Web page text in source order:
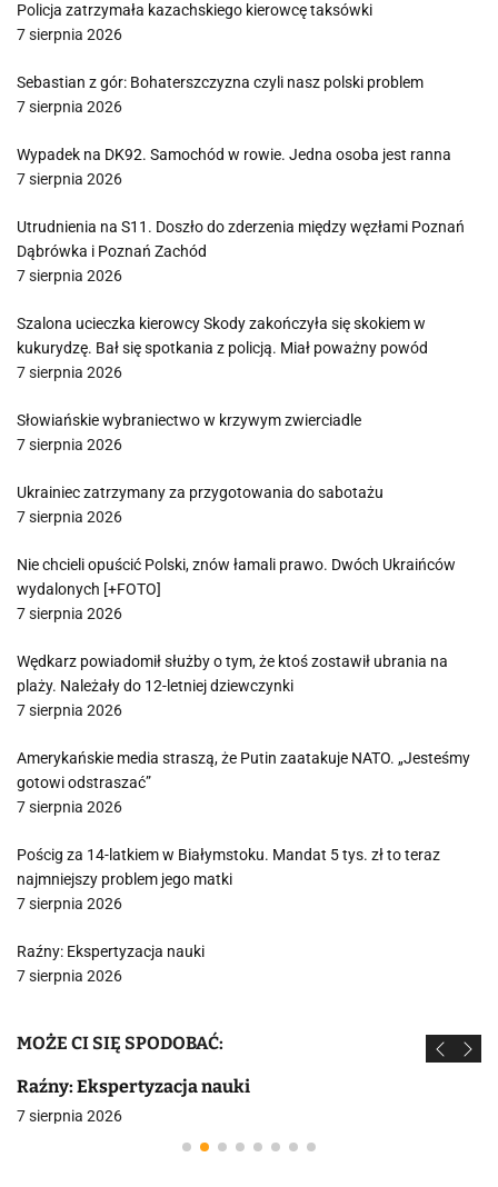
Policja zatrzymała kazachskiego kierowcę taksówki
7 sierpnia 2026
Sebastian z gór: Bohaterszczyzna czyli nasz polski problem
7 sierpnia 2026
Wypadek na DK92. Samochód w rowie. Jedna osoba jest ranna
7 sierpnia 2026
Utrudnienia na S11. Doszło do zderzenia między węzłami Poznań
Dąbrówka i Poznań Zachód
7 sierpnia 2026
Szalona ucieczka kierowcy Skody zakończyła się skokiem w
kukurydzę. Bał się spotkania z policją. Miał poważny powód
7 sierpnia 2026
Słowiańskie wybraniectwo w krzywym zwierciadle
7 sierpnia 2026
Ukrainiec zatrzymany za przygotowania do sabotażu
7 sierpnia 2026
Nie chcieli opuścić Polski, znów łamali prawo. Dwóch Ukraińców
wydalonych [+FOTO]
7 sierpnia 2026
Wędkarz powiadomił służby o tym, że ktoś zostawił ubrania na
plaży. Należały do 12-letniej dziewczynki
7 sierpnia 2026
Amerykańskie media straszą, że Putin zaatakuje NATO. „Jesteśmy
gotowi odstraszać”
7 sierpnia 2026
Pościg za 14-latkiem w Białymstoku. Mandat 5 tys. zł to teraz
najmniejszy problem jego matki
7 sierpnia 2026
Raźny: Ekspertyzacja nauki
7 sierpnia 2026
MOŻE CI SIĘ SPODOBAĆ:
Raźny: Ekspertyzacja nauki
7 sierpnia 2026